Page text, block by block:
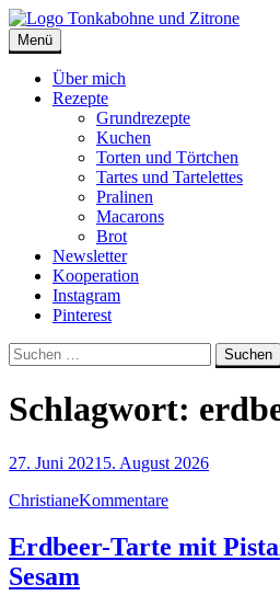
Skip
to
content
Tonkabohne und Zitrone | Backblog
Backblog
Menü
Über mich
Rezepte
Grundrezepte
Kuchen
Torten und Törtchen
Tartes und Tartelettes
Pralinen
Macarons
Brot
Newsletter
Kooperation
Instagram
Pinterest
Suche
Suchen
nach:
Schlagwort:
27. Juni 2021 5. August 2026
ChristianeKommentare
Erdbeer-Tarte mit
Sesam